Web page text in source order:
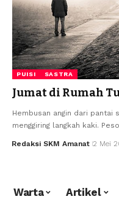
PUISI SASTRA
Jumat di Rumah
Hembusan angin dari pantai
menggiring langkah kaki.
Redaksi SKM Amanat 2 Mei
Warta Artikel